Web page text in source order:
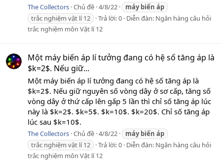
The Collectors Chủ đề 4/8/22 máy biến áp
trắc nghiệm vật lí 12
Trả lời: 0 Diễn đàn: Ngân hàng câu hỏi
trắc nghiệm môn Vật lí 12
Một máy biến áp lí tưởng đang có hệ số tăng áp là
$k=2$. Nếu giữ...
Một máy biến áp lí tưởng đang có hệ số tăng áp là
$k=2$. Nếu giữ nguyên số vòng dây ở sơ cấp, tăng số
vòng dây ở thứ cấp lên gấp 5 lần thì chỉ số tăng áp lúc
này là $k=2$. $k=5$. $k=10$. $k=20$. Chỉ số tăng áp
lúc sau $k=10$.
The Collectors Chủ đề 4/8/22 máy biến áp
trắc nghiệm vật lí 12
Trả lời: 0 Diễn đàn: Ngân hàng câu hỏi
trắc nghiệm môn Vật lí 12